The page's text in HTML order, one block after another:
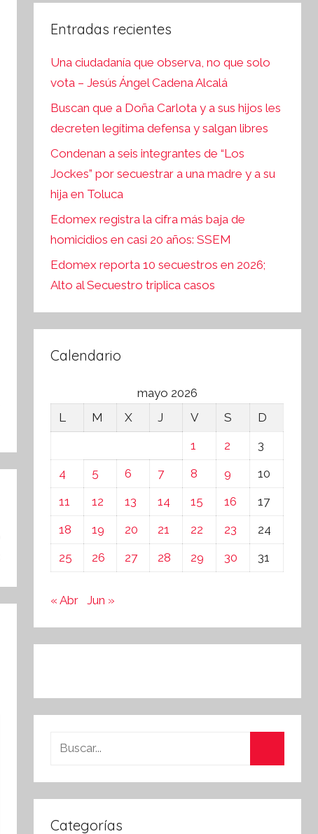
Entradas recientes
Una ciudadanía que observa, no que solo
vota – Jesús Ángel Cadena Alcalá
Buscan que a Doña Carlota y a sus hijos les
decreten legítima defensa y salgan libres
Condenan a seis integrantes de “Los
Jockes” por secuestrar a una madre y a su
hija en Toluca
Edomex registra la cifra más baja de
homicidios en casi 20 años: SSEM
Edomex reporta 10 secuestros en 2026;
Alto al Secuestro triplica casos
Calendario
mayo 2026
L
M X J V S
D
1
2
3
4
5 6 7 8 9
10
11
12 13 14 15 16
17
18
19 20 21 22 23
24
25
26 27 28 29 30 31
« Abr Jun »
Buscar:
Categorías